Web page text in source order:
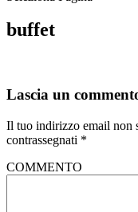
buffet
Lascia un
Il tuo indirizzo email non
contrassegnati *
COMMENTO